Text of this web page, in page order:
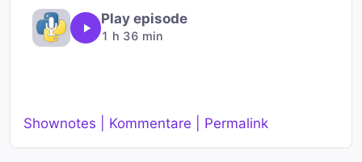
Play episode
1 h 36 min
Shownotes | Kommentare | Permalink